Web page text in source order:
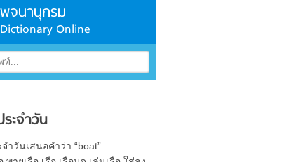
พจนานุกรม
Dictionary Online
ะจำวัน
ำวันเสนอคำว่า “boat”